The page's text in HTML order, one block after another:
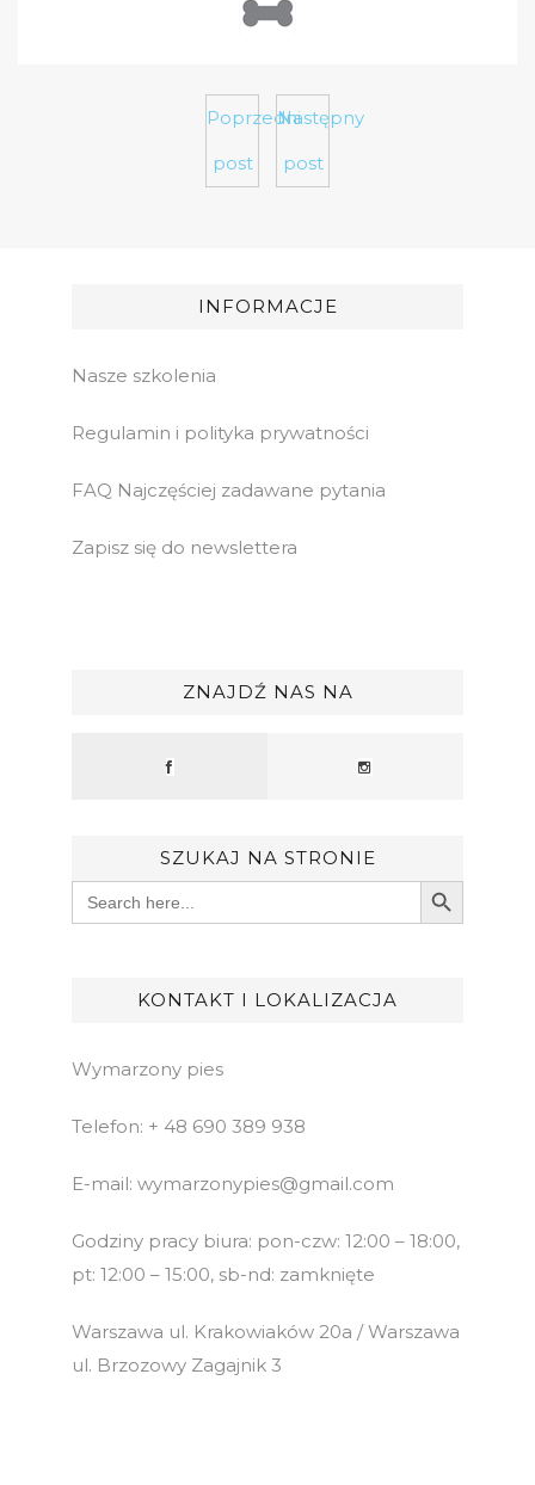
Poprzedni
post
Następny
post
INFORMACJE
Nasze szkolenia
Regulamin i polityka prywatności
FAQ Najczęściej zadawane pytania
Zapisz się do newslettera
ZNAJDŹ NAS NA
SZUKAJ NA STRONIE
Search
for:
Search Button
KONTAKT I LOKALIZACJA
Wymarzony pies
Telefon: + 48 690 389 938
E-mail: wymarzonypies@gmail.com
Godziny pracy biura: pon-czw: 12:00 – 18:00,
pt: 12:00 – 15:00, sb-nd: zamknięte
Warszawa ul. Krakowiaków 20a / Warszawa
ul. Brzozowy Zagajnik 3